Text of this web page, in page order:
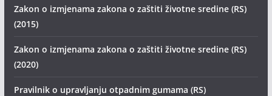
Zakon o izmjenama zakona o zaštiti životne sredine (RS)
(2015)
Zakon o izmjenama zakona o zaštiti životne sredine (RS)
(2020)
Pravilnik o upravljanju otpadnim gumama (RS)